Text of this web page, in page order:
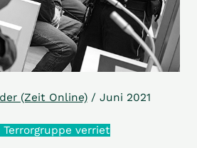
(Zeit Online)/ Juni 2021
verriet